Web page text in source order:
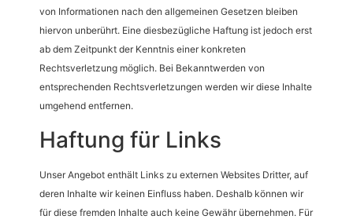
von Informationen nach den allgemeinen Gesetzen bleiben
hiervon unberührt. Eine diesbezügliche Haftung ist jedoch erst
ab dem Zeitpunkt der Kenntnis einer konkreten
Rechtsverletzung möglich. Bei Bekanntwerden von
entsprechenden Rechtsverletzungen werden wir diese Inhalte
umgehend entfernen.
Haftung für Links
Unser Angebot enthält Links zu externen Websites Dritter, auf
deren Inhalte wir keinen Einfluss haben. Deshalb können wir
für diese fremden Inhalte auch keine Gewähr übernehmen. Für